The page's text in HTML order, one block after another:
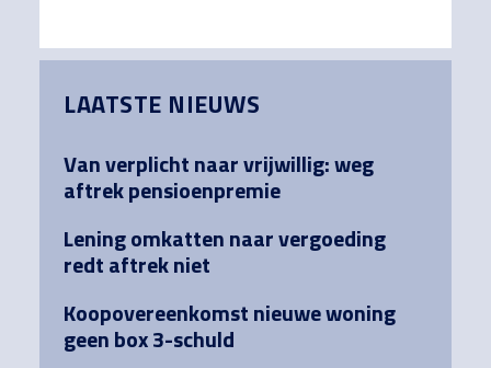
Sidebar
LAATSTE NIEUWS
Van verplicht naar vrijwillig: weg
aftrek pensioenpremie
Lening omkatten naar vergoeding
redt aftrek niet
Koopovereenkomst nieuwe woning
geen box 3-schuld